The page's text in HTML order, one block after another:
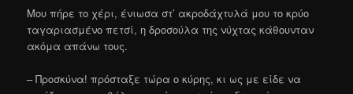
Μου πήρε το χέρι, ένιωσα στ’ ακροδάχτυλά μου το κρύο
ταγαριασμένο πετσί, η δροσούλα της νύχτας κάθουνταν
ακόμα απάνω τους.
– Προσκύνα! πρόσταξε τώρα ο κύρης, κι ως με είδε να